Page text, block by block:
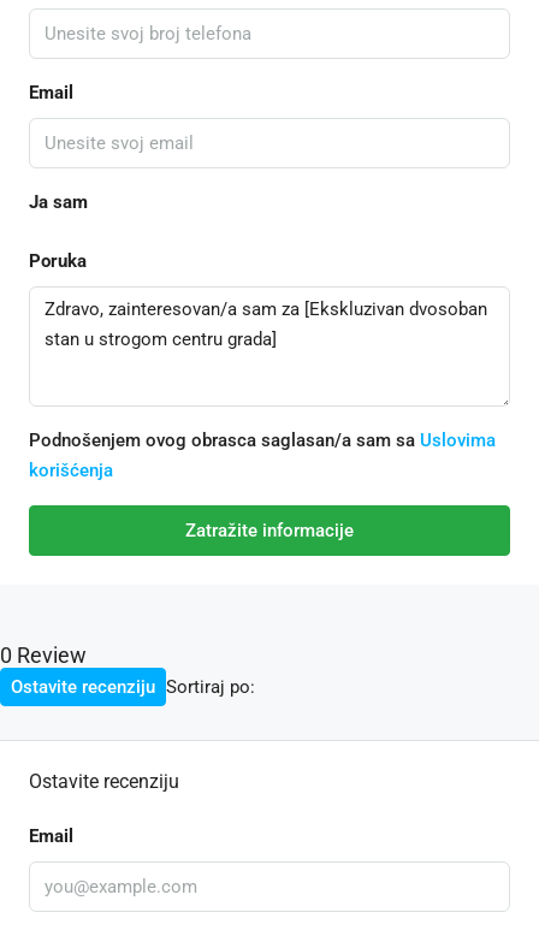
Email
Ja sam
Poruka
Podnošenjem ovog obrasca saglasan/a sam sa Uslovima
korišćenja
Zatražite informacije
0 Review
Sortiraj po:
Ostavite recenziju
Ostavite recenziju
Email